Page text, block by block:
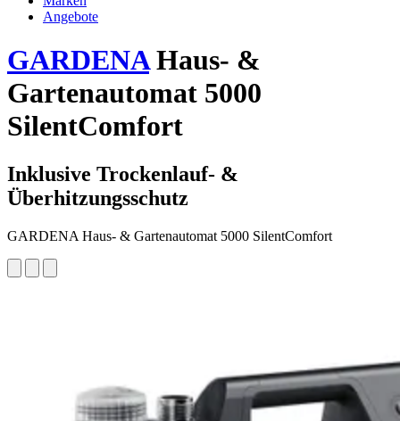
Angebote
GARDENAHaus- &
Gartenautomat 5000
SilentComfort
Inklusive Trockenlauf- &
Überhitzungsschutz
GARDENA Haus- & Gartenautomat 5000 SilentComfort